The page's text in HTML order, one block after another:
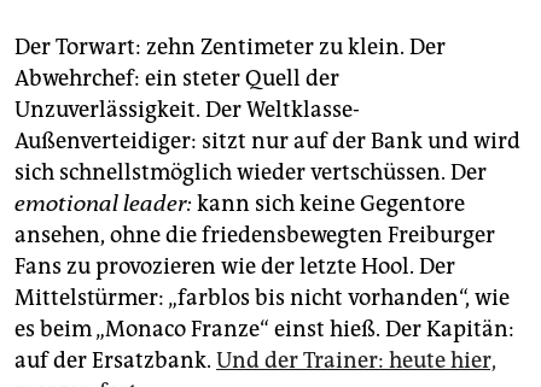
Der Torwart: zehn Zentimeter zu klein. Der
Abwehrchef: ein steter Quell der
Unzuverlässigkeit. Der Weltklasse-
Außenverteidiger: sitzt nur auf der Bank und wird
sich schnellstmöglich wieder vertschüssen. Der
emotional leader: kann sich keine Gegentore
ansehen, ohne die friedensbewegten Freiburger
Fans zu provozieren wie der letzte Hool. Der
Mittelstürmer: „farblos bis nicht vorhanden“, wie
es beim „Monaco Franze“ einst hieß. Der Kapitän:
auf der Ersatzbank. Und der Trainer: heute hier,